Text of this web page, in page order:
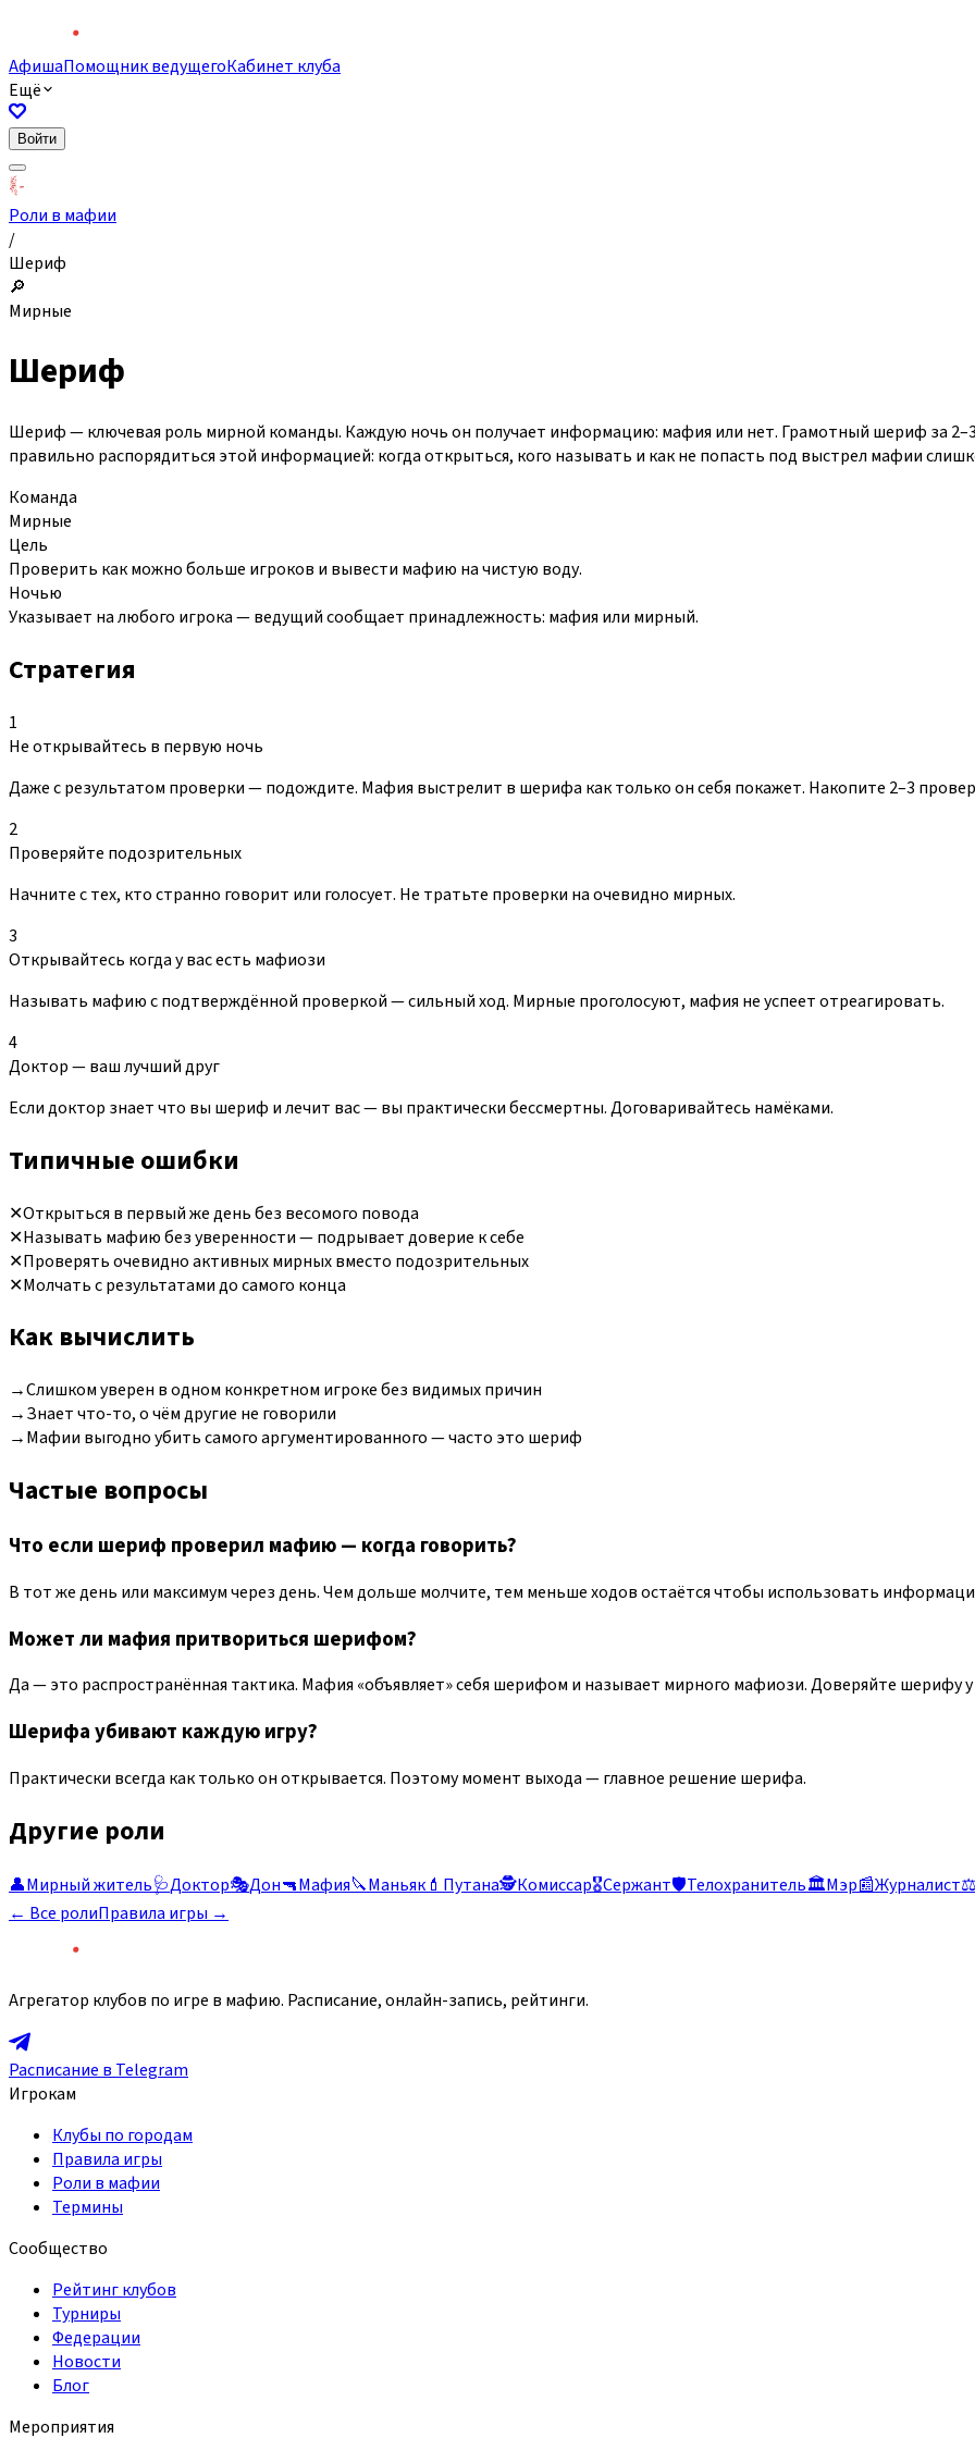
АфишаПомощник ведущегоКабинет клуба
Ещё
Войти
Роли в мафии
/
Шериф
🔎
Мирные
Шериф
Шериф — ключевая роль мирной команды. Каждую ночь он получает информацию: мафия или нет. Грамотный шериф за
правильно распорядиться этой информацией: когда открыться, кого называть и как не попасть под выстрел мафии
Команда
Мирные
Цель
Проверить как можно больше игроков и вывести мафию на чистую воду.
Ночью
Указывает на любого игрока — ведущий сообщает принадлежность: мафия или мирный.
Стратегия
1
Не открывайтесь в первую ночь
Даже с результатом проверки — подождите. Мафия выстрелит в шерифа как только он себя покажет. Накопите 2–3
2
Проверяйте подозрительных
Начните с тех, кто странно говорит или голосует. Не тратьте проверки на очевидно мирных.
3
Открывайтесь когда у вас есть мафиози
Называть мафию с подтверждённой проверкой — сильный ход. Мирные проголосуют, мафия не успеет отреагировать.
4
Доктор — ваш лучший друг
Если доктор знает что вы шериф и лечит вас — вы практически бессмертны. Договаривайтесь намёками.
Типичные ошибки
✕Открыться в первый же день без весомого повода
✕Называть мафию без уверенности — подрывает доверие к себе
✕Проверять очевидно активных мирных вместо подозрительных
✕Молчать с результатами до самого конца
Как вычислить
→Слишком уверен в одном конкретном игроке без видимых причин
→Знает что-то, о чём другие не говорили
→Мафии выгодно убить самого аргументированного — часто это шериф
Частые вопросы
Что если шериф проверил мафию — когда говорить?
В тот же день или максимум через день. Чем дольше молчите, тем меньше ходов остаётся чтобы использовать
Может ли мафия притвориться шерифом?
Да — это распространённая тактика. Мафия «объявляет» себя шерифом и называет мирного мафиози. Доверяйте шерифу
Шерифа убивают каждую игру?
Практически всегда как только он открывается. Поэтому момент выхода — главное решение шерифа.
Другие роли
👤Мирный житель🩺Доктор🎭Дон🔫Мафия🔪Маньяк 💄 Путана🕵️Комиссар🎖️Сержант🛡️Телохранитель🏛️Мэр📰Журналист⚖️
← Все ролиПравила игры →
Агрегатор клубов по игре в мафию. Расписание, онлайн-запись, рейтинги.
Расписание в Telegram
Игрокам
Клубы по городам
Правила игры
Роли в мафии
Термины
Сообщество
Рейтинг клубов
Турниры
Федерации
Новости
Блог
Мероприятия